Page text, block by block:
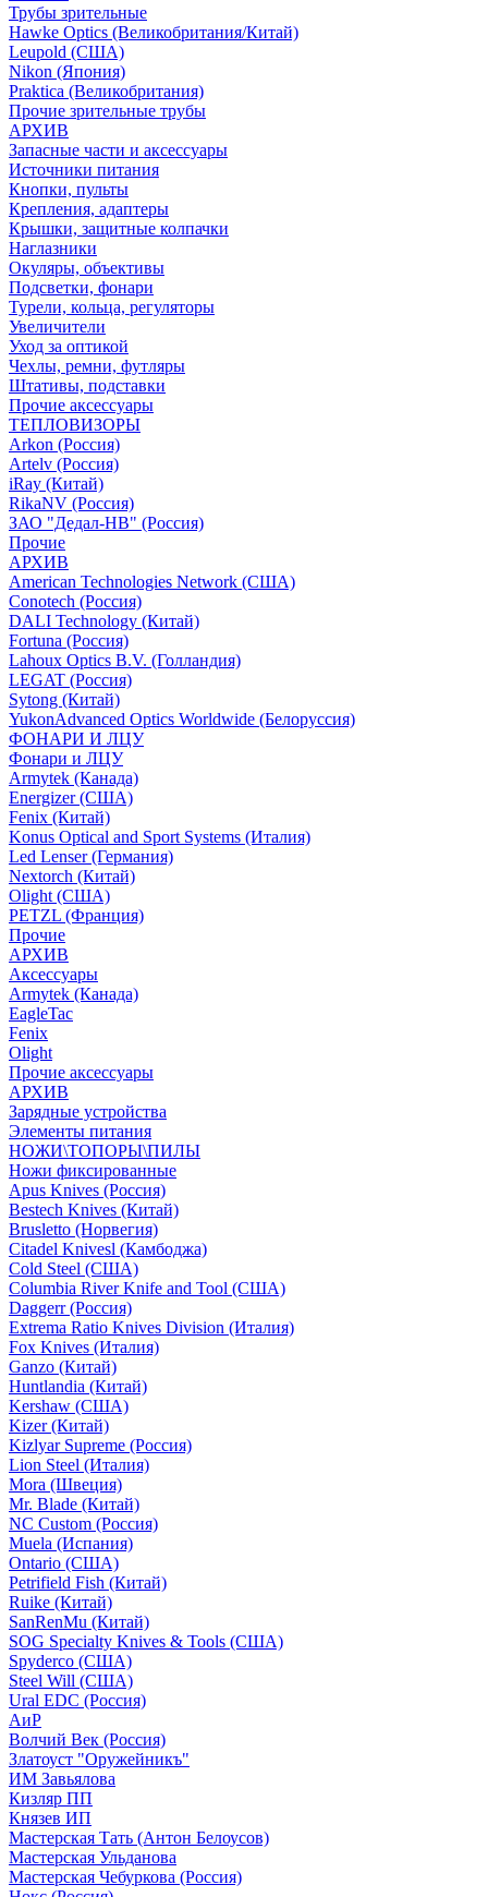
Трубы зрительные
Hawke Optics (Великобритания/Китай)
Leupold (США)
Nikon (Япония)
Praktica (Великобритания)
Прочие зрительные трубы
АРХИВ
Запасные части и аксессуары
Источники питания
Кнопки, пульты
Крепления, адаптеры
Крышки, защитные колпачки
Наглазники
Окуляры, объективы
Подсветки, фонари
Турели, кольца, регуляторы
Увеличители
Уход за оптикой
Чехлы, ремни, футляры
Штативы, подставки
Прочие аксессуары
ТЕПЛОВИЗОРЫ
Arkon (Россия)
Artelv (Россия)
iRay (Китай)
RikaNV (Россия)
ЗАО "Дедал-НВ" (Россия)
Прочие
АРХИВ
American Technologies Network (США)
Conotech (Россия)
DALI Technology (Китай)
Fortuna (Россия)
Lahoux Optics B.V. (Голландия)
LEGAT (Россия)
Sytong (Китай)
YukonAdvanced Optics Worldwide (Белоруссия)
ФОНАРИ И ЛЦУ
Фонари и ЛЦУ
Armytek (Канада)
Energizer (США)
Fenix (Китай)
Konus Optical and Sport Systems (Италия)
Led Lenser (Германия)
Nextorch (Китай)
Olight (США)
PETZL (Франция)
Прочие
АРХИВ
Аксессуары
Armytek (Канада)
EagleTac
Fenix
Olight
Прочие аксессуары
АРХИВ
Зарядные устройства
Элементы питания
НОЖИ\ТОПОРЫ\ПИЛЫ
Ножи фиксированные
Apus Knives (Россия)
Bestech Knives (Китай)
Brusletto (Норвегия)
Citadel Knivesl (Камбоджа)
Cold Steel (США)
Columbia River Knife and Tool (США)
Daggerr (Россия)
Extrema Ratio Knives Division (Италия)
Fox Knives (Италия)
Ganzo (Китай)
Huntlandia (Китай)
Kershaw (США)
Kizer (Китай)
Kizlyar Supreme (Россия)
Lion Steel (Италия)
Mora (Швеция)
Mr. Blade (Китай)
NC Custom (Россия)
Muela (Испания)
Ontario (США)
Petrifield Fish (Китай)
Ruike (Китай)
SanRenMu (Китай)
SOG Specialty Knives & Tools (США)
Spyderco (США)
Steel Will (США)
Ural EDC (Россия)
АиР
Волчий Век (Россия)
Златоуст "Оружейникъ"
ИМ Завьялова
Кизляр ПП
Князев ИП
Мастерская Тать (Антон Белоусов)
Мастерская Ульданова
Мастерская Чебуркова (Россия)